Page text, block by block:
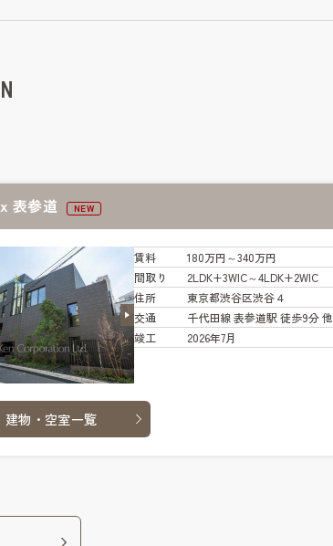
表参道 NEW
賃料
180万円～340万円
間取り
2LDK+3WIC～4LDK+2WIC
住所
東京都渋谷区渋谷４
交通
千代田線 表参道駅 徒歩9分 他
竣工
2026年7月
建物・空室一覧